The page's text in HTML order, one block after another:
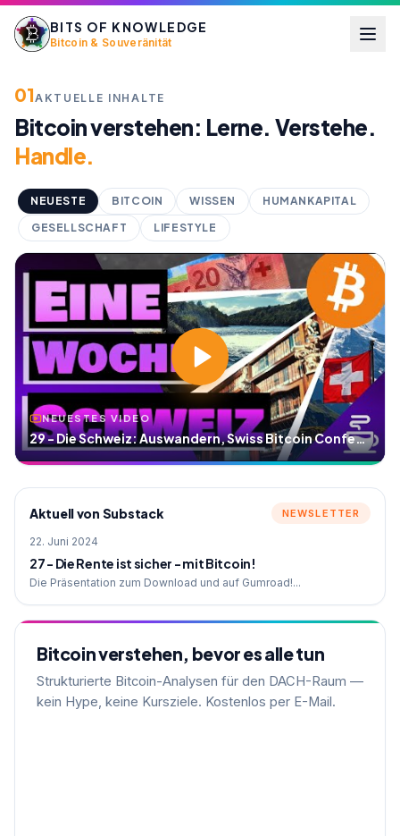
BITS OF KNOWLEDGE
Bitcoin & Souveränität
01AKTUELLE INHALTE
Bitcoin verstehen: Lerne. Verstehe.
Handle.
NEUESTE BITCOIN WISSEN
HUMANKAPITAL
GESELLSCHAFT
LIFESTYLE
NEUESTES VIDEO
29 - Die Schweiz: Auswandern, Swiss Bitcoin Conference
Aktuell von Substack NEWSLETTER
22. Juni 2024
27 - Die Rente ist sicher - mit Bitcoin!
Die Präsentation zum Download und auf Gumroad!...
Bitcoin verstehen, bevor es alle tun
Strukturierte Bitcoin-Analysen für den DACH-Raum —
kein Hype, keine Kursziele. Kostenlos per E-Mail.